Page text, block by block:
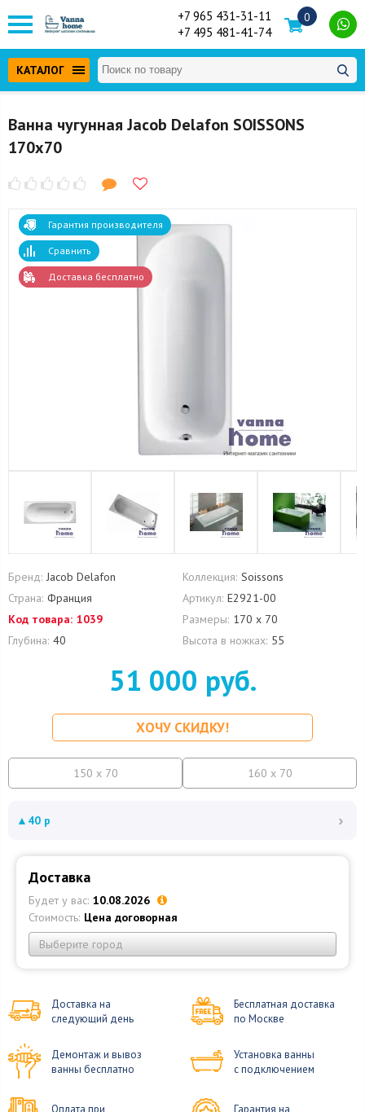
+7 965 431-31-11
+7 495 481-41-74
0
КАТАЛОГ
Ванна чугунная Jacob Delafon SOISSONS
170х70
Гарантия производителя
Сравнить
Доставка бесплатно
Бренд: Jacob Delafon Коллекция: Soissons
Страна: Франция Артикул: E2921-00
Код товара: 1039 Размеры: 170 х 70
Глубина: 40 Высота в ножках: 55
51 000 руб.
ХОЧУ СКИДКУ!
150 x 70 160 x 70
▲ 40 р ›
Доставка
Будет у вас: 10.08.2026
Стоимость: Цена договорная
Выберите город
Доставка на
следующий день
Бесплатная доставка
по Москве
Демонтаж и вывоз
ванны бесплатно
Установка ванны
с подключением